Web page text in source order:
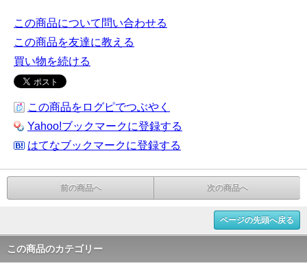
この商品について問い合わせる
この商品を友達に教える
買い物を続ける
この商品をログピでつぶやく
Yahoo!ブックマークに登録する
はてなブックマークに登録する
前の商品へ 次の商品へ
ページの先頭へ戻る
この商品のカテゴリー